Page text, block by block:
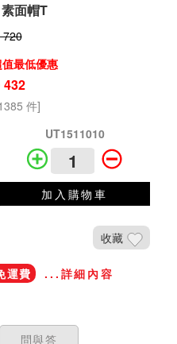
素面帽T
720
最低優惠
432
件]
UT1511010
加入購物車
收藏
運費 ...詳細內容
問與答